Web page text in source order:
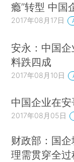
瘾”转型 中国
2017年08月17日
安永：中国
料跌四成
2017年08月10日
中国企业在
2017年08月05日
财政部：国
理需贯穿全过